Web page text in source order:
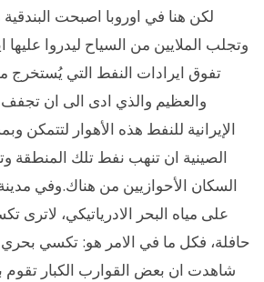
لكن هنا في اوروبا اصبحت البندقية
وتجلب الملايين من السياح ليدروا عليها
تفوق ايرادات النفط التي يُستخرج
والعظيم والذي ادى الى ان تجفف
الإيرانية للنفط هذه الأهوار لتتمكن
الصينية ان تنهب نفط تلك المنطقة
السكان الأحوازيين من هناك.وفي مدينة
على مياه البحر الادرياتيكي، لاترى
حافلة، فكل ما في الامر هو: تكسي
شاهدت ان بعض القوارب الكبار تقوم